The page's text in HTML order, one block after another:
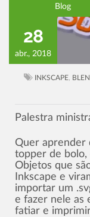
Blog
28
abr., 2018
INKSCAPE
Palestra
Quer aprender
topper de bolo,
Objetos que
Inkscape e
importar um
e fazer nele as
fatiar e